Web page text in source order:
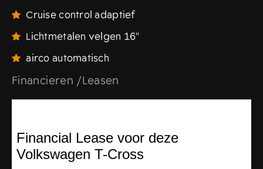
Cruise control adaptief
Lichtmetalen velgen 16"
airco automatisch
Financieren /Leasen